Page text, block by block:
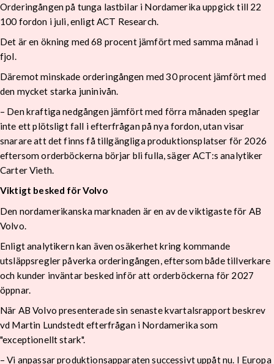
Orderingången på tunga lastbilar i Nordamerika uppgick till 22
100 fordon i juli, enligt ACT Research.
Det är en ökning med 68 procent jämfört med samma månad i
fjol.
Däremot minskade orderingången med 30 procent jämfört med
den mycket starka juninivån.
– Den kraftiga nedgången jämfört med förra månaden speglar
inte ett plötsligt fall i efterfrågan på nya fordon, utan visar
snarare att det finns få tillgängliga produktionsplatser för 2026
eftersom orderböckerna börjar bli fulla, säger ACT:s analytiker
Carter Vieth.
Viktigt besked för Volvo
Den nordamerikanska marknaden är en av de viktigaste för AB
Volvo.
Enligt analytikern kan även osäkerhet kring kommande
utsläppsregler påverka orderingången, eftersom både tillverkare
och kunder inväntar besked inför att orderböckerna för 2027
öppnar.
När AB Volvo presenterade sin senaste kvartalsrapport beskrev
vd Martin Lundstedt efterfrågan i Nordamerika som
"exceptionellt stark".
– Vi anpassar produktionsapparaten successivt uppåt nu. I Europa